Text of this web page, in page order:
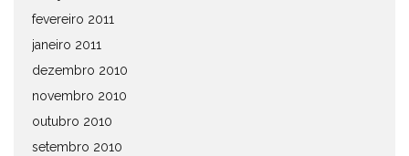
fevereiro 2011
janeiro 2011
dezembro 2010
novembro 2010
outubro 2010
setembro 2010